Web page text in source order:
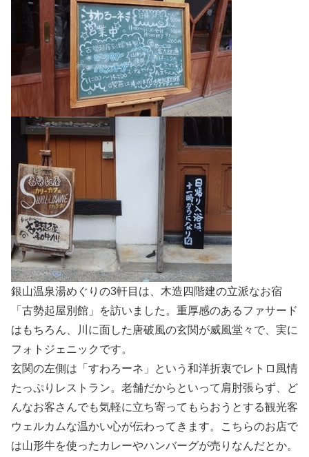
銀山温泉湯めぐりの3軒目は、木造四階建の立派なお宿
「古勢起屋別館」を訪いました。重厚感のあるファサード
はもちろん、川に面した唐破風の玄関が威風堂々で、実に
フォトジェニックです。
玄関の左側は「すわろーネ」という和洋折衷でレトロ風情
たっぷりレストラン。老舗だからといって肩肘張らず、ど
んなお客さんでも気軽に立ち寄ってもらおうとする観光客
ウェルカムな温かい心が伝わってきます。こちらのお店で
は山形牛を使ったカレーやハンバーグが売りなんだとか。